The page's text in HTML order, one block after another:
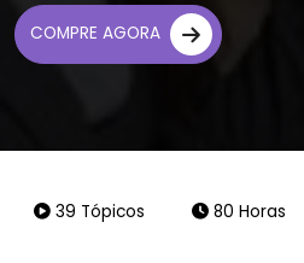
COMPRE AGORA
39 Tópicos 80 Horas